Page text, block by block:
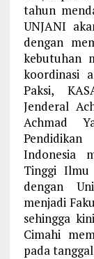
tahun
UNJANI
dengan
kebutuhan
koordinasi
Paksi,
Jenderal
Achmad
Indonesia
Tinggi Ilmu
dengan
menjadi
sehingga
Cimahi
pada